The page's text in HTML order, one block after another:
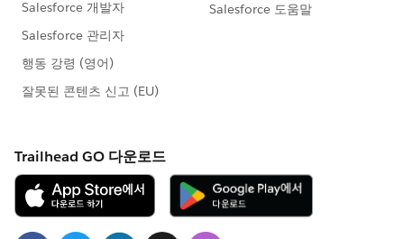
「アドバイス」となります。正式な回答が必要な場
合はケース起票をお願いします。